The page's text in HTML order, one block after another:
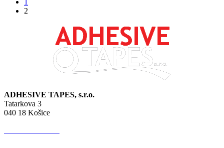
1
2
ADHESIVE TAPES, s.r.o.
Tatarkova 3
040 18 Košice